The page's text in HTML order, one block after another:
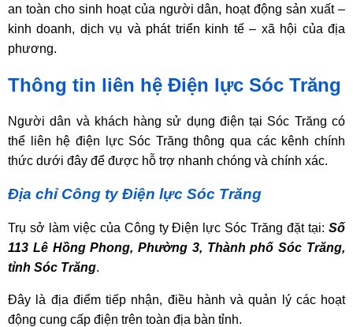
an toàn cho sinh hoạt của người dân, hoạt động sản xuất –
kinh doanh, dịch vụ và phát triển kinh tế – xã hội của địa
phương.
Thông tin liên hệ Điện lực Sóc Trăng
Người dân và khách hàng sử dụng điện tại Sóc Trăng có
thể liên hệ điện lực Sóc Trăng thông qua các kênh chính
thức dưới đây để được hỗ trợ nhanh chóng và chính xác.
Địa chỉ Công ty Điện lực Sóc Trăng
Trụ sở làm việc của Công ty Điện lực Sóc Trăng đặt tại: Số
113 Lê Hồng Phong, Phường 3, Thành phố Sóc Trăng,
tỉnh Sóc Trăng.
Đây là địa điểm tiếp nhận, điều hành và quản lý các hoạt
động cung cấp điện trên toàn địa bàn tỉnh.